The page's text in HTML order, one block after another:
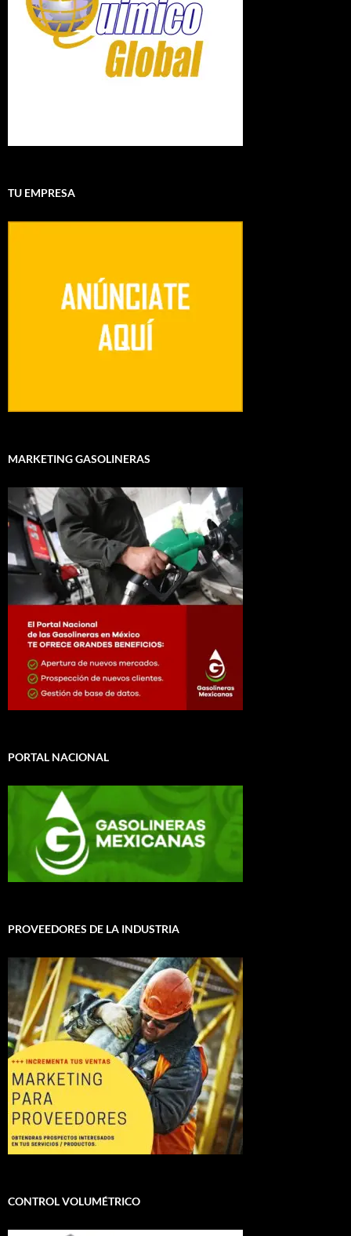
TU EMPRESA
MARKETING GASOLINERAS
PORTAL NACIONAL
PROVEEDORES DE LA INDUSTRIA
CONTROL VOLUMÉTRICO